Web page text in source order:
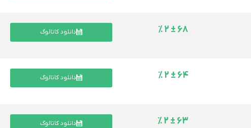
68 ± 2 % دانلود کاتالوگ
64 ± 2 % دانلود کاتالوگ
63 ± 2 % دانلود کاتالوگ